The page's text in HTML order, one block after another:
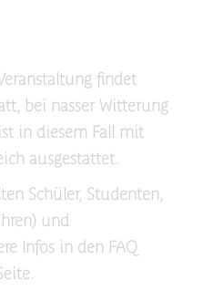
findet
bei nasser Witterung
in diesem Fall mit
ausgestattet.
Schüler, Studenten,
und
Infos in den FAQ